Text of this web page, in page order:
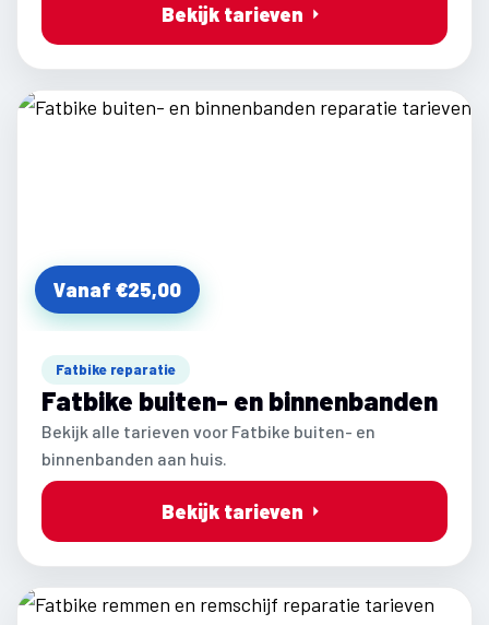
Bekijk tarieven
Vanaf €25,00
Fatbike reparatie
Fatbike buiten- en binnenbanden
Bekijk alle tarieven voor Fatbike buiten- en
binnenbanden aan huis.
Bekijk tarieven